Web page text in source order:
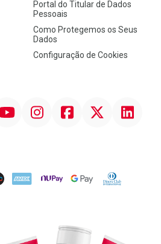
Portal do Titular de Dados
Pessoais
Como Protegemos os Seus
Dados
Configuração de Cookies
InstagramFacebook Linkedin
AMEX NuPay Google PayDiners Club